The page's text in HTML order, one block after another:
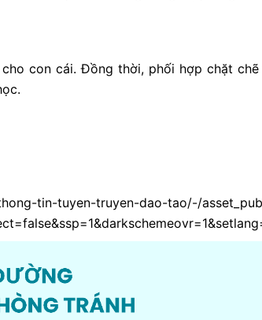
con cái. Đồng thời, phối hợp chặt
tin-tuyen-truyen-dao-tao/-/